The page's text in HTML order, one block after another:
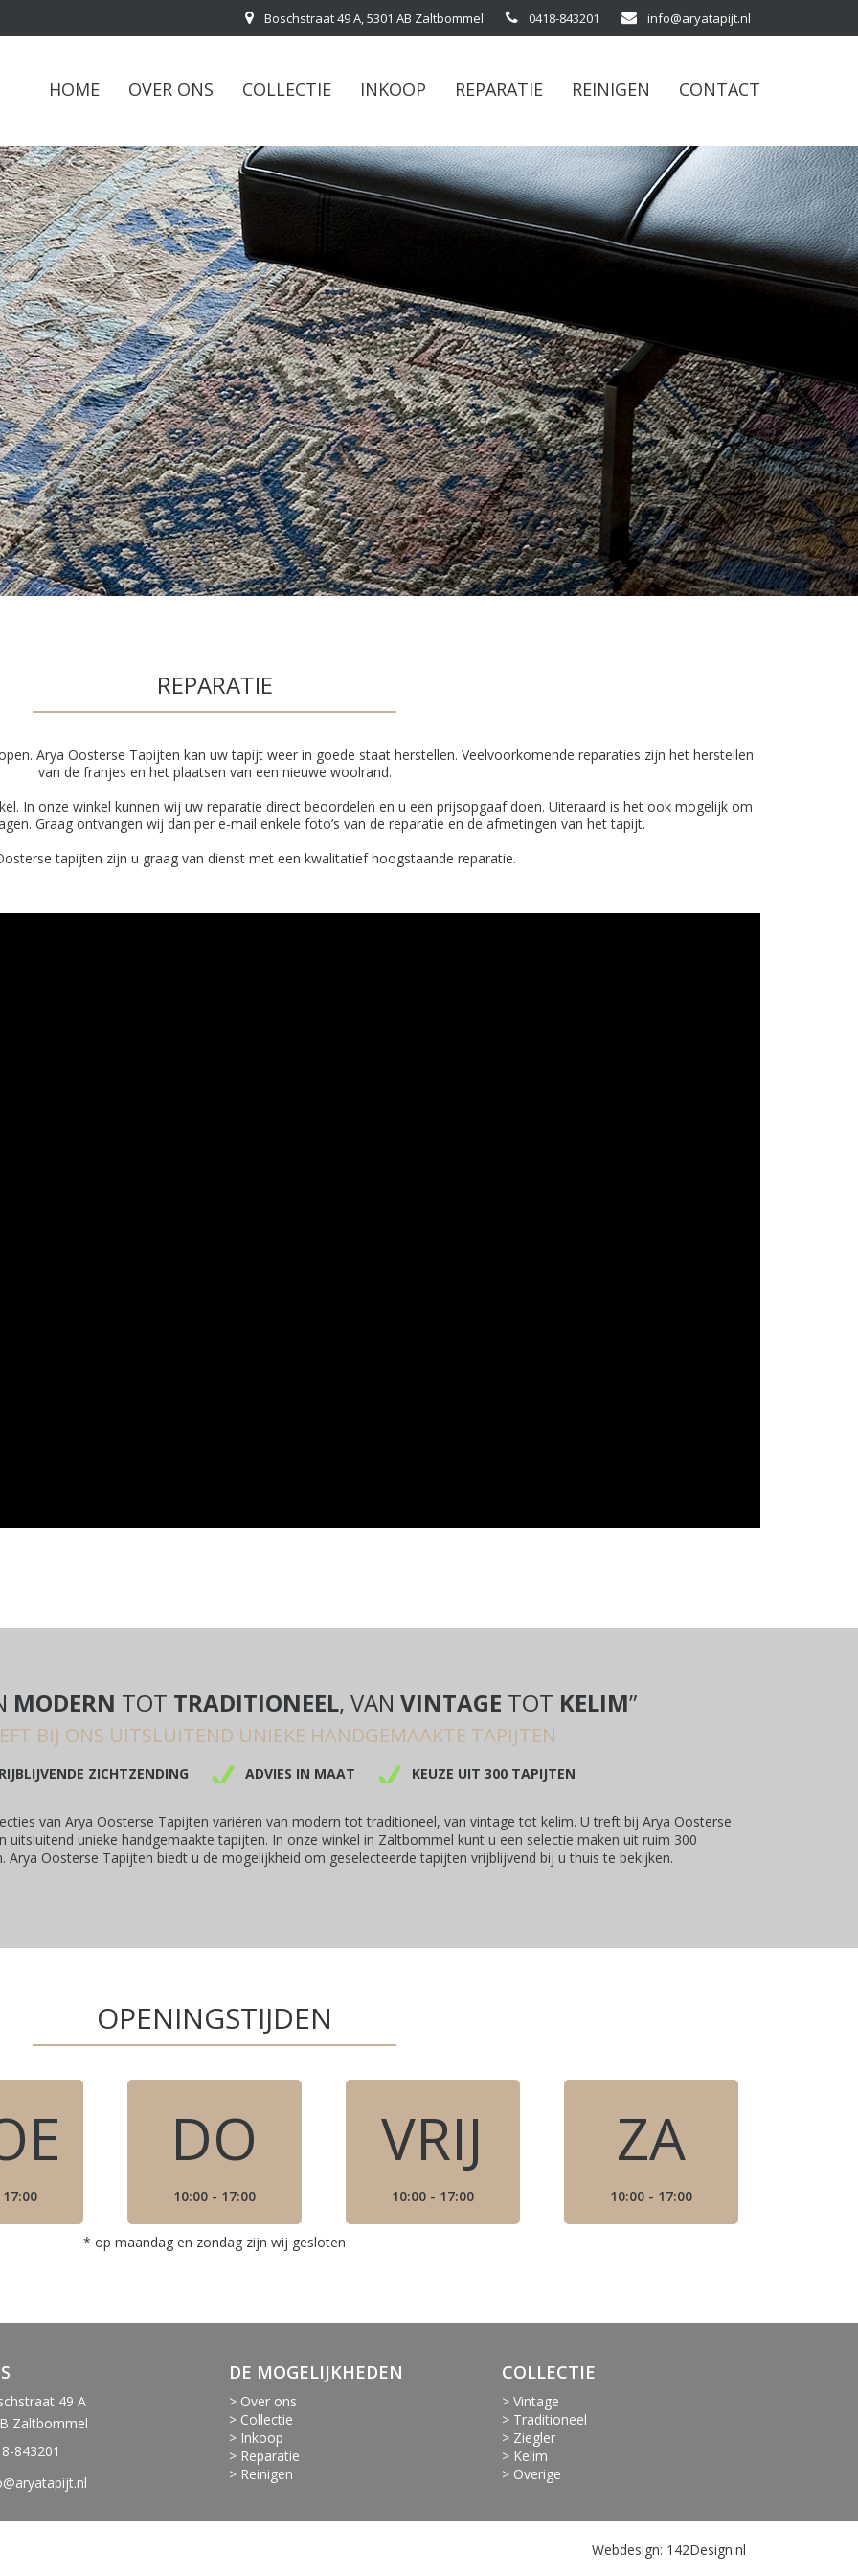
Boschstraat 49 A, 5301 AB Zaltbommel 0418-843201 info@aryatapijt.nl
HOME OVER ONS COLLECTIE INKOOP REPARATIE REINIGEN CONTACT
REPARATIE
Arya Oosterse Tapijten kan uw tapijt weer in goede staat herstellen. Veelvoorkomende reparaties zijn het herstellen
van de franjes en het plaatsen van een nieuwe woolrand.
In onze winkel kunnen wij uw reparatie direct beoordelen en u een prijsopgaaf doen. Uiteraard is het ook mogelijk om
Graag ontvangen wij dan per e-mail enkele foto’s van de reparatie en de afmetingen van het tapijt.
tapijten zijn u graag van dienst met een kwalitatief hoogstaande reparatie.
MODERN TOT TRADITIONEEL, VAN VINTAGE TOT KELIM”
BIJ ONS UITSLUITEND UNIEKE HANDGEMAAKTE TAPIJTEN
ZICHTZENDING ADVIES IN MAAT KEUZE UIT 300 TAPIJTEN
van Arya Oosterse Tapijten variëren van modern tot traditioneel, van vintage tot kelim. U treft bij Arya Oosterse
uitsluitend unieke handgemaakte tapijten. In onze winkel in Zaltbommel kunt u een selectie maken uit ruim 300
Arya Oosterse Tapijten biedt u de mogelijkheid om geselecteerde tapijten vrijblijvend bij u thuis te bekijken.
OPENINGSTIJDEN
DO
10:00 - 17:00
VRIJ
10:00 - 17:00
ZA
10:00 - 17:00
* op maandag en zondag zijn wij gesloten
49 A
Zaltbommel
843201
DE MOGELIJKHEDEN
> Over ons
> Collectie
> Inkoop
> Reparatie
> Reinigen
COLLECTIE
> Vintage
> Traditioneel
> Ziegler
> Kelim
> Overige
Webdesign: 142Design.nl